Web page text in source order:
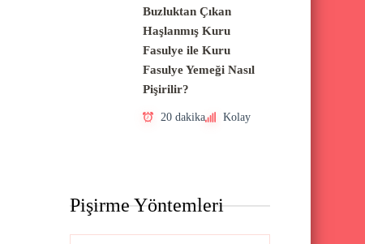
Buzluktan Çıkan
Haşlanmış Kuru
Fasulye ile Kuru
Fasulye Yemeği Nasıl
Pişirilir?
20 dakika Kolay
Pişirme Yöntemleri